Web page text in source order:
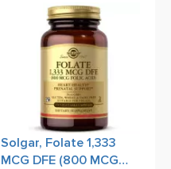
Solgar, Folate 1,333
MCG DFE (800 MCG